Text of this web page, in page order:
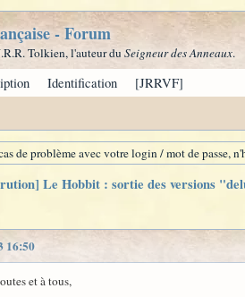
- Forum
Tolkien, l'auteur du Seigneur des Anneaux.
Identification [JRRVF]
de problème avec votre login / mot de passe,
Le Hobbit : sortie des versions
16:50
et à tous,